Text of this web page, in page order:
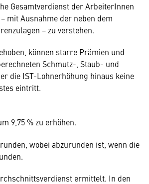
Gesamtverdienst der ArbeiterInnen
mit Ausnahme der neben dem
− zu verstehen.
können starre Prämien und
Schmutz-, Staub- und
die IST-Lohnerhöhung hinaus keine
eintritt.
9,75 % zu erhöhen.
wobei abzurunden ist, wenn die
ermittelt. In den